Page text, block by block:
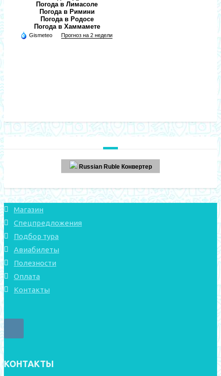
Погода в Лимасоле
Погода в Римини
Погода в Родосе
Погода в Хаммамете
Gismeteo Прогноз на 2 недели
Russian Ruble Конвертер
Магазин
Спецпредложения
Подбор тура
Авиабилеты
Полезности
Оплата
Контакты
КОНТАКТЫ